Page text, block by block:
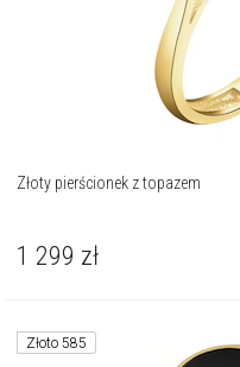
Złoty pierścionek z topazem
1 299 zł
Złoto 585